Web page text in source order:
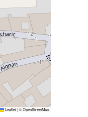
Leaflet|©OpenStreetMap